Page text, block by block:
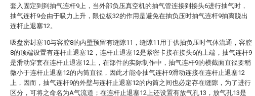
套入固定到到抽气连杆9上，当外部负压真空机的抽气管连接到接头6进行抽气时，
抽气连杆9会由于吸力上升，限位板32的作用是避免在抽负压时抽气连杆9抽离脱出
连杆止退塞12。
吸盘密封塞10与容腔8的内壁预留有缝隙11，缝隙11用于供抽负压时气体流通，容腔
8的顶端设置有连杆止退塞12，连杆止退塞12是紧密卡接在接头6的上端，抽气连杆9
是滑动穿套在连杆止退塞12上，在部件的实际制作中，抽气连杆9的横截面直径要稍
微小于连杆止退塞12的内筒直径，因此才能令抽气连杆9滑动连接在连杆止退塞12
上，因而，抽气连杆9的外壁与连杆止退塞12的内筒之间也必定存在缝隙，为了进行
区分，可将之命名为A气流道；在连杆止退塞12上还设置有放气孔13，放气孔13是